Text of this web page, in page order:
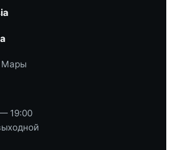
Мары
19:00